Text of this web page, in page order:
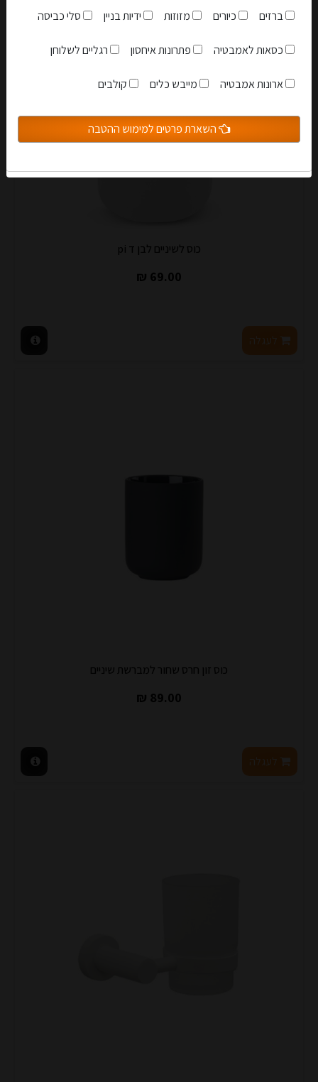
כוס לשיניים לבן ד pi
69.00 ₪
לעגלה
כוס זון חרס שחור למברשת שיניים
89.00 ₪
לעגלה
אני מאשר שקראתי והבנתי אתתקנון האתר
הצטרפות למועדון
ברזים כיורים מזוזות ידיות בניין סלי כביסה
כסאות לאמבטיה פתרונות איחסון רגליים לשלוחן
ארונות אמבטיה מייבש כלים קולבים
השארת פרטים למימוש ההטבה